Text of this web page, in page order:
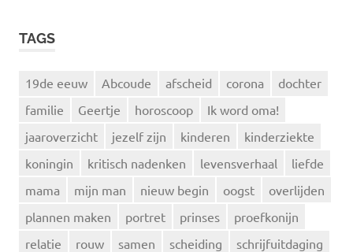
TAGS
19de eeuw Abcoude afscheid corona
dochter
familie
Geertje horoscoop
Ik word oma!
jaaroverzicht
jezelf zijn kinderen
kinderziekte
koningin
kritisch nadenken levensverhaal
liefde
mama
mijn man nieuw begin oogst
overlijden
plannen maken
portret prinses
proefkonijn
relatie
rouw samen scheiding
schrijfuitdaging